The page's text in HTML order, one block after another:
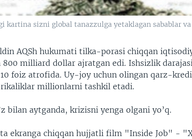
kartina sizni global tanazzulga yetaklagan sabablar
AQSh hukumati tilka-porasi chiqqan
800 milliard dollar ajratgan edi. Ishsizlik
foiz atrofida. Uy-joy uchun olingan qarz-
millionlarni tashkil etadi.
bilan aytganda, krizisni yenga olgani yo’q.
ekranga chiqqan hujjatli film "Inside Job" -